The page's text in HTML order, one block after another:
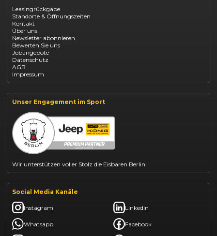
Opel Astra leasen
Opel Mokka kaufen
Opel Grandland finanzieren
Opel Vivaro Gewerbeleasing
Fiat 500 finanzieren
Fiat Panda leasen
Dacia Duster finanzieren
Dacia Sandero kaufen
Dacia Jogger leasen
Jeep Compass leasen
Jeep Renegade finanzieren
Suzuki Swift finanzieren
BYD Dolphin finanzieren
Kia Ceed finanzieren
Kia Sportage leasen
Mazda CX-30 finanzieren
Citroën C3 leasen
Leasingrückgabe
Standorte & Öffnungszeiten
Kontakt
Über uns
Newsletter abonnieren
Bewerten Sie uns
Jobangebote
Datenschutz
AGB
Impressum
Unser Engagement im Sport
Wir unterstützen voller Stolz die Eisbären Berlin.
Social Media Kanäle
Instagram LinkedIn
Whatsapp Facebook